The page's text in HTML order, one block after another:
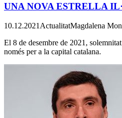
UNA NOVA ESTRELLA
10.12.2021 ActualitatMagdalena
El 8 de desembre de 2021,
només per a la capital catalana.